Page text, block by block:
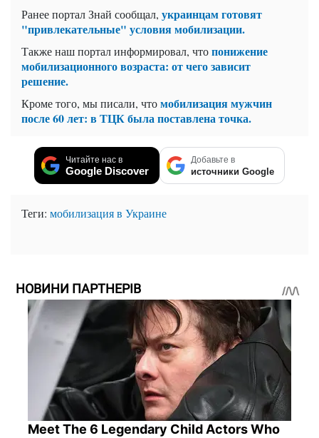
Ранее портал Знай сообщал, украинцам готовят
"привлекательные" условия мобилизации.
Также наш портал информировал, чтопонижение
мобилизационного возраста: от чего зависит
решение.
Кроме того, мы писали, чтомобилизация мужчин
после 60 лет: в ТЦК была поставлена ​​точка.
Читайте нас в
Google Discover
Добавьте в
источники Google
Теги: мобилизация в Украине
НОВИНИ ПАРТНЕРІВ
Meet The 6 Legendary Child Actors Who